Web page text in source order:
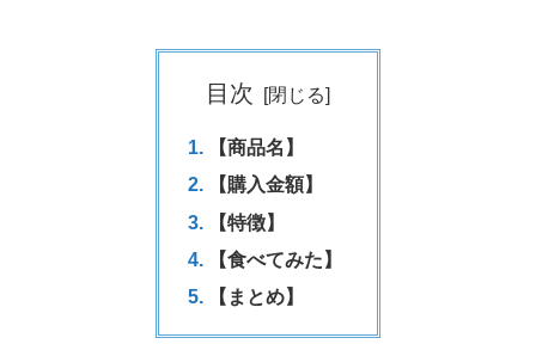
目次
【商品名】
【購入金額】
【特徴】
【食べてみた】
【まとめ】